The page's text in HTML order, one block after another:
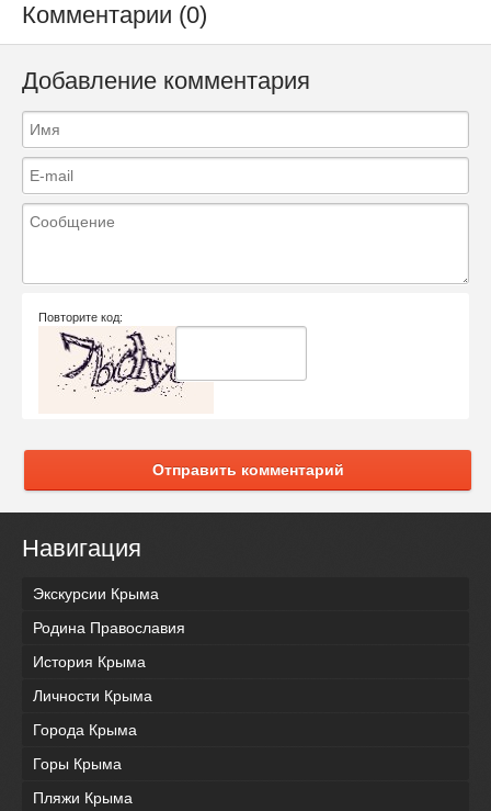
Комментарии (0)
Добавление комментария
Повторите код:
Отправить комментарий
Навигация
Экскурсии Крыма
Родина Православия
История Крыма
Личности Крыма
Города Крыма
Горы Крыма
Пляжи Крыма